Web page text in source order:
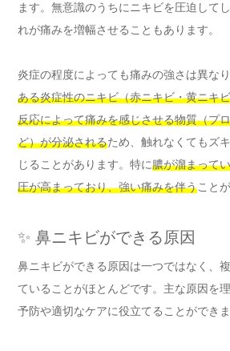
ます。無意識のうちにニキビを圧迫して
れが痛みを増幅させることもあります。
炎症の程度によっても痛みの強さは異なり
ある炎症性のニキビ（赤ニキビ・黄ニキ
反応によって痛みを感じさせる物質（プ
ど）が分泌されるため、触れなくてもズ
じることがあります。特に膿が溜まって
圧が高まっており、強い痛みを伴うこと
✨ 鼻ニキビができる原因
鼻ニキビができる原因は一つではなく、
ていることがほとんどです。主な原因を
予防や適切なケアに役立てることができま